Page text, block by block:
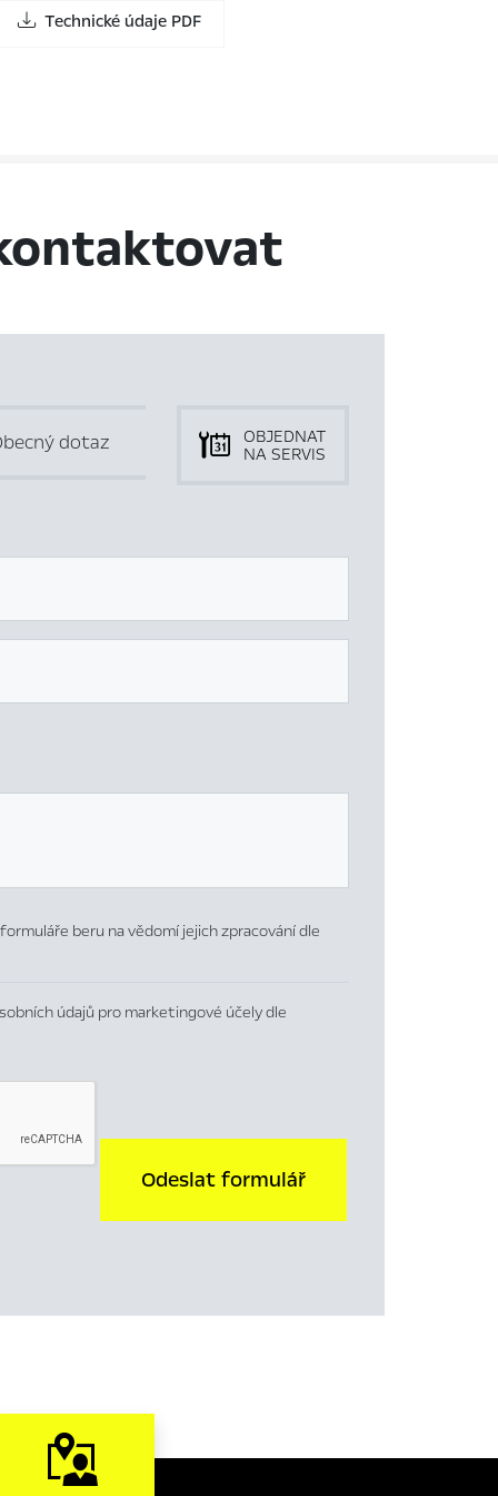
Technické údaje PDF
dotaz
OBJEDNAT
NA SERVIS
beru na vědomí jejich zpracování dle
údajů pro marketingové účely dle
Odeslat formulář